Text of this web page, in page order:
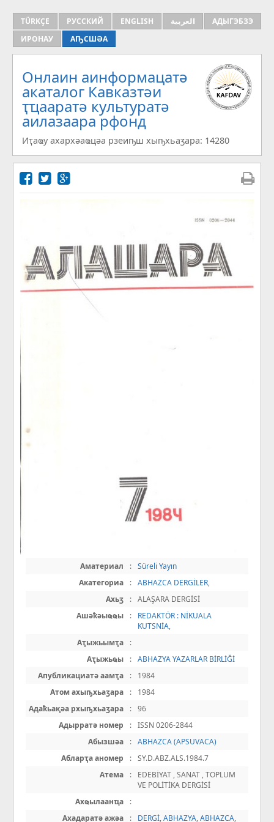
TÜRKÇE РУССКИЙ ENGLISH العربية
АДЫГЭБЗЭ
ИРОНАУ
АҦСШӘА
Онлаин аинформацатә
aкаталог Кавказтәи
ҭҵааратә культуратә
аилазаара рфонд
Иҭаҩу ахархәаҩцәа рзеиҧш хыҧхьаӡара: 14280
Аматериал : Süreli Yayın
Акатегориа
: ABHAZCA DERGİLER,
Ахьӡ
: ALAŞARA DERGİSİ
Ашәҟәыҩҩы
:
REDAKTÖR : NİKUALA
KUTSNİA,
Аҭыжьымҭа
:
Аҭыжьҩы
: ABHAZYA YAZARLAR BİRLİĞİ
Апубликациатә аамҭа
:
1984
Атом ахыҧхьаӡара
:
1984
Адаҟьақәа рхыҧхьаӡара
: 96
Адырратә номер
: ISSN 0206-2844
Абызшәа
: ABHAZCA (APSUVACA)
Абларҭа аномер
: SY.D.ABZ.ALS.1984.7
Атема
:
EDEBİYAT , SANAT , TOPLUM
VE POLİTİKA DERGİSİ
Ахҩылаанҵа
:
Ахадаратә ажәа
: DERGİ,ABHAZYA,ABHAZCA,